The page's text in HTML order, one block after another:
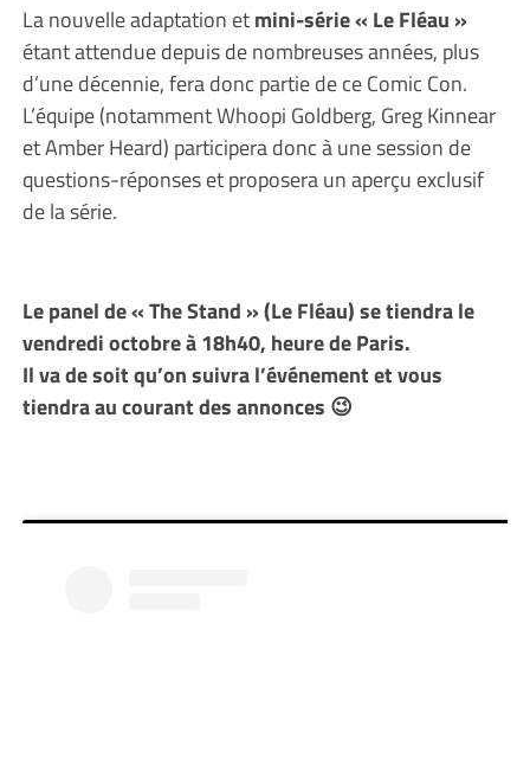
La nouvelle adaptation etmini-série « Le Fléau »
étant attendue depuis de nombreuses années, plus
d’une décennie, fera donc partie de ce Comic Con.
L’équipe (notamment Whoopi Goldberg, Greg Kinnear
et Amber Heard) participera donc à une session de
questions-réponses et proposera un aperçu exclusif
de la série.
Le panel de « The Stand » (Le Fléau) se tiendra le
vendredi octobre à 18h40, heure de Paris.
Il va de soit qu’on suivra l’événement et vous
tiendra au courant des annonces 😉